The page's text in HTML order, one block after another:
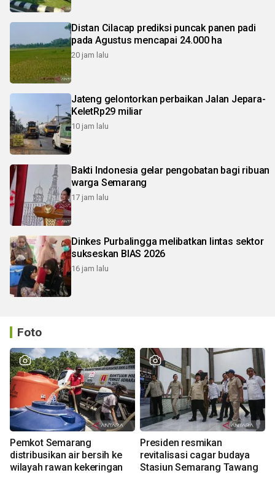
Distan Cilacap prediksi puncak panen padi
pada Agustus mencapai 24.000 ha
20 jam lalu
Jateng gelontorkan perbaikan Jalan Jepara-
KeletRp29 miliar
10 jam lalu
Bakti Indonesia gelar pengobatan bagi ribuan
warga Semarang
17 jam lalu
Dinkes Purbalingga melibatkan lintas sektor
sukseskan BIAS 2026
16 jam lalu
Foto
Pemkot Semarang
distribusikan air bersih ke
wilayah rawan kekeringan
Presiden resmikan
revitalisasi cagar budaya
Stasiun Semarang Tawang